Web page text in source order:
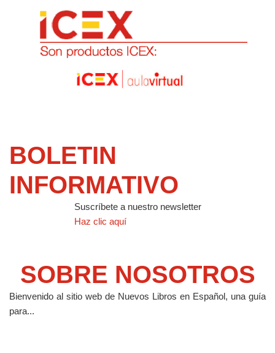
BOLETIN
INFORMATIVO
Suscríbete a nuestro newsletter
Haz clic aquí
SOBRE NOSOTROS
Bienvenido al sitio web de Nuevos Libros en Español, una guía
para...